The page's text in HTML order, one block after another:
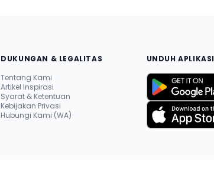
DUKUNGAN & LEGALITAS
Tentang Kami
Artikel Inspirasi
Syarat & Ketentuan
Kebijakan Privasi
Hubungi Kami (WA)
UNDUH APLIKASI